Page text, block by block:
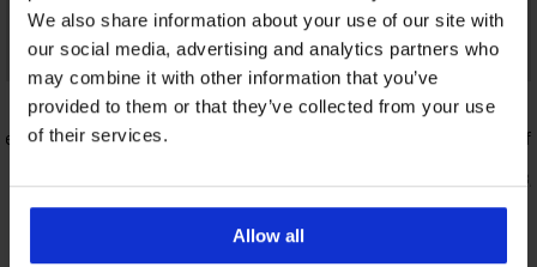
We also share information about your use of our site with
our social media, advertising and analytics partners who
may combine it with other information that you’ve
provided to them or that they’ve collected from your use
of their services.
Allow all
5
Сутиен Frozen II неподплатен
Сутиен